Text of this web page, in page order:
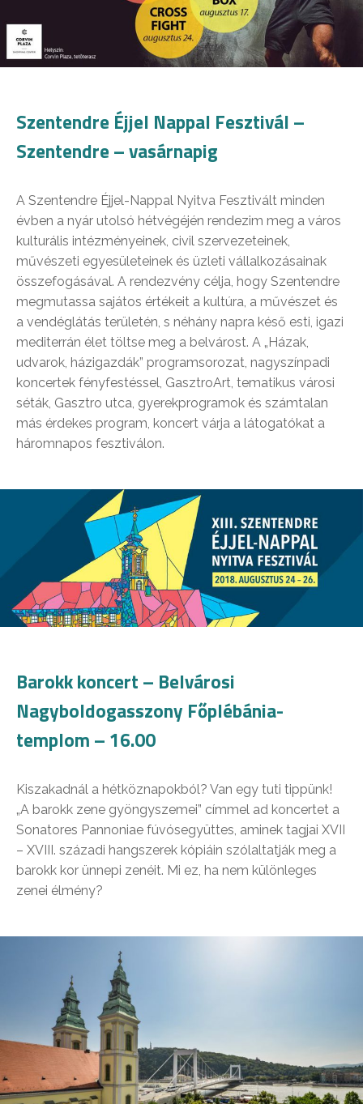
Szentendre Éjjel Nappal Fesztivál –
Szentendre – vasárnapig
A Szentendre Éjjel-Nappal Nyitva Fesztivált minden
évben a nyár utolsó hétvégéjén rendezim meg a város
kulturális intézményeinek, civil szervezeteinek,
művészeti egyesületeinek és üzleti vállalkozásainak
összefogásával. A rendezvény célja, hogy Szentendre
megmutassa sajátos értékeit a kultúra, a művészet és
a vendéglátás területén, s néhány napra késő esti, igazi
mediterrán élet töltse meg a belvárost. A „Házak,
udvarok, házigazdák” programsorozat, nagyszínpadi
koncertek fényfestéssel, GasztroArt, tematikus városi
séták, Gasztro utca, gyerekprogramok és számtalan
más érdekes program, koncert várja a látogatókat a
háromnapos fesztiválon.
Barokk koncert – Belvárosi
Nagyboldogasszony Főplébánia-
templom – 16.00
Kiszakadnál a hétköznapokból? Van egy tuti tippünk!
„A barokk zene gyöngyszemei” címmel ad koncertet a
Sonatores Pannoniae fúvósegyüttes, aminek tagjai XVII
– XVIII. századi hangszerek kópiáin szólaltatják meg a
barokk kor ünnepi zenéit. Mi ez, ha nem különleges
zenei élmény?